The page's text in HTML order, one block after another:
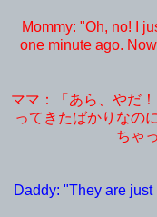
Mommy: "Oh, no! I
one minute ago.
ママ：「あら、やだ
ってきたばかりなの
ちゃ
Daddy: "They are